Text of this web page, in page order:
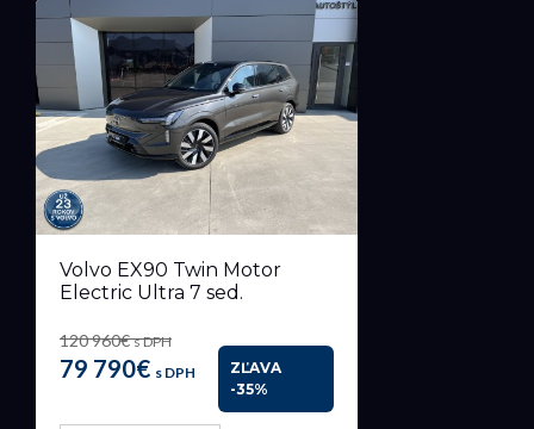
Volvo EX90 Twin Motor
Electric Ultra 7 sed.
120 960€s DPH
79 790€ s DPH
ZĽAVA
-35%